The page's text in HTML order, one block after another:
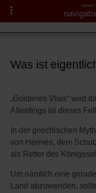
never
Was ist
„Goldenes Vlies“ wird
Allerdings ist dieses
In der griechischen
von Hermes, dem
als Retter des
Um nämlich eine
Land abzuwenden,
Navigator-Medizin.de
► Krankheiten
► Diagnostik &
► Therapieverfahren
► Medikamente
► Gesundheitsthemen
Griechische Sagen
Odysseus und
Orakel von Delphi
Büchse der
Tantalos und
Argonauten
Argonauten und